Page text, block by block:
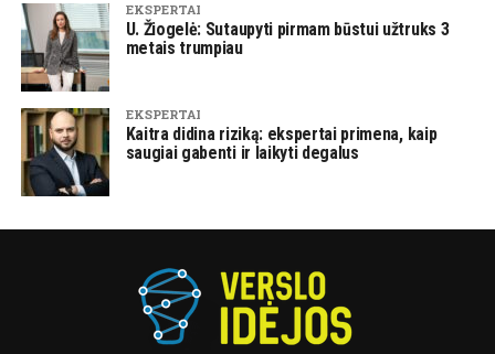
EKSPERTAI
U. Žiogelė: Sutaupyti pirmam būstui užtruks 3
metais trumpiau
EKSPERTAI
Kaitra didina riziką: ekspertai primena, kaip
saugiai gabenti ir laikyti degalus